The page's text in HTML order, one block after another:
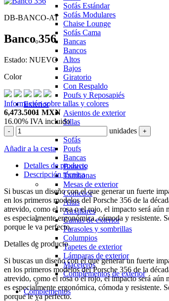
Sofás Estándar
Sofás Modulares
Chaise Lounge
Sofás Cama
Bancas
Bancos
Altos
Bajos
Giratorio
Con Respaldo
Poufs y Reposapiés
Exterior
Asientos de exterior
Sillas
Sofás
Poufs
Bancas
Bancos
Tumbonas
Mesas de exterior
Comedor
Altas
Auxiliares
Camas de exterior
Parasoles y sombrillas
Columpios
Tapetes de exterior
Lámparas de exterior
Maceteros
Complementos de exterior
Complementos
DB-BANCO-AT
Banco 356
Estado: NUEVO
Color
Información sobre tallas y colores
6,473.5001 MXN
16.00% IVA incluido
- unidades +
Añadir a la cesta
Detalles de producto
Descripción técnica
Si buscas un diseño con el que generar un fuerte
en los primeros modelos del Porsche 356 de la
atrevido, como el rosa o el rojo, el impacto será aún
es especialmente ergonómica, cómoda y resistente.
porque le va perfecto.
Detalles de producto
Si buscas un diseño con el que generar un fuerte
en los primeros modelos del Porsche 356 de la
atrevido, como el rosa o el rojo, el impacto será aún
es especialmente ergonómica, cómoda y resistente.
porque le va perfecto.